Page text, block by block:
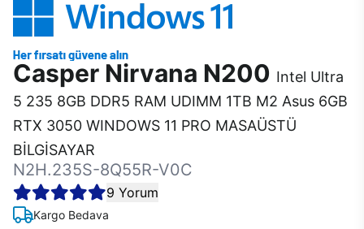
Casper Nirvana N200 Intel Ultra
5 235 8GB DDR5 RAM UDIMM 1TB M2 Asus 6GB
RTX 3050 WINDOWS 11 PRO MASAÜSTÜ
BİLGİSAYAR
N2H.235S-8Q55R-V0C
9 Yorum
Kargo Bedava